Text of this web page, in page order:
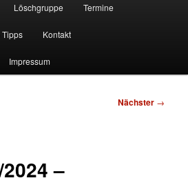
Löschgruppe Termine
Tipps Kontakt
Impressum
Nächster →
–